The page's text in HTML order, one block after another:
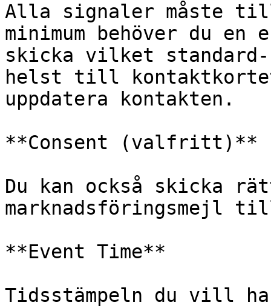
Alla signaler måste
minimum behöver du en
skicka vilket
helst till
uppdatera kontakten.
**Consent (valfritt)**
Du kan också skicka
marknadsföringsmejl
**Event Time**
Tidsstämpeln du vill